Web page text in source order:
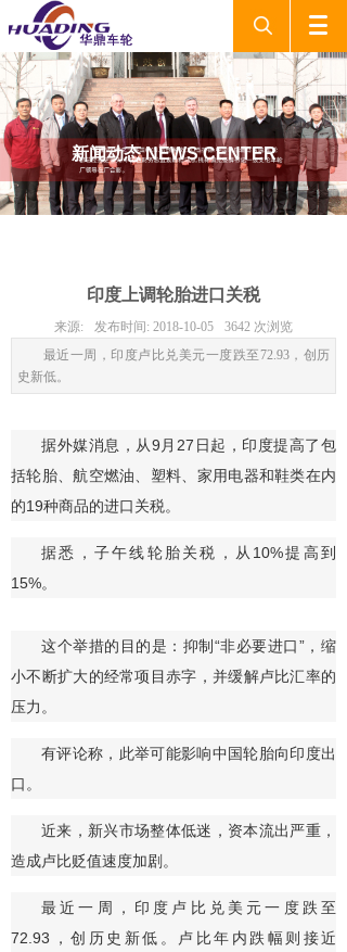
新闻动态NEWS CENTER
印度上调轮胎进口关税
来源: 发布时间: 2018-10-05 3642 次浏览
最近一周，印度卢比兑美元一度跌至72.93，创历
史新低。
据外媒消息，从9月27日起，印度提高了包
括轮胎、航空燃油、塑料、家用电器和鞋类在内
的19种商品的进口关税。
据悉，子午线轮胎关税，从10%提高到
15%。
这个举措的目的是：抑制“非必要进口”，缩
小不断扩大的经常项目赤字，并缓解卢比汇率的
压力。
有评论称，此举可能影响中国轮胎向印度出
口。
近来，新兴市场整体低迷，资本流出严重，
造成卢比贬值速度加剧。
最近一周，印度卢比兑美元一度跌至
72.93，创历史新低。卢比年内跌幅则接近